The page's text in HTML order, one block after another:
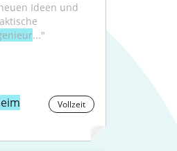
Ideen und
..."
Vollzeit